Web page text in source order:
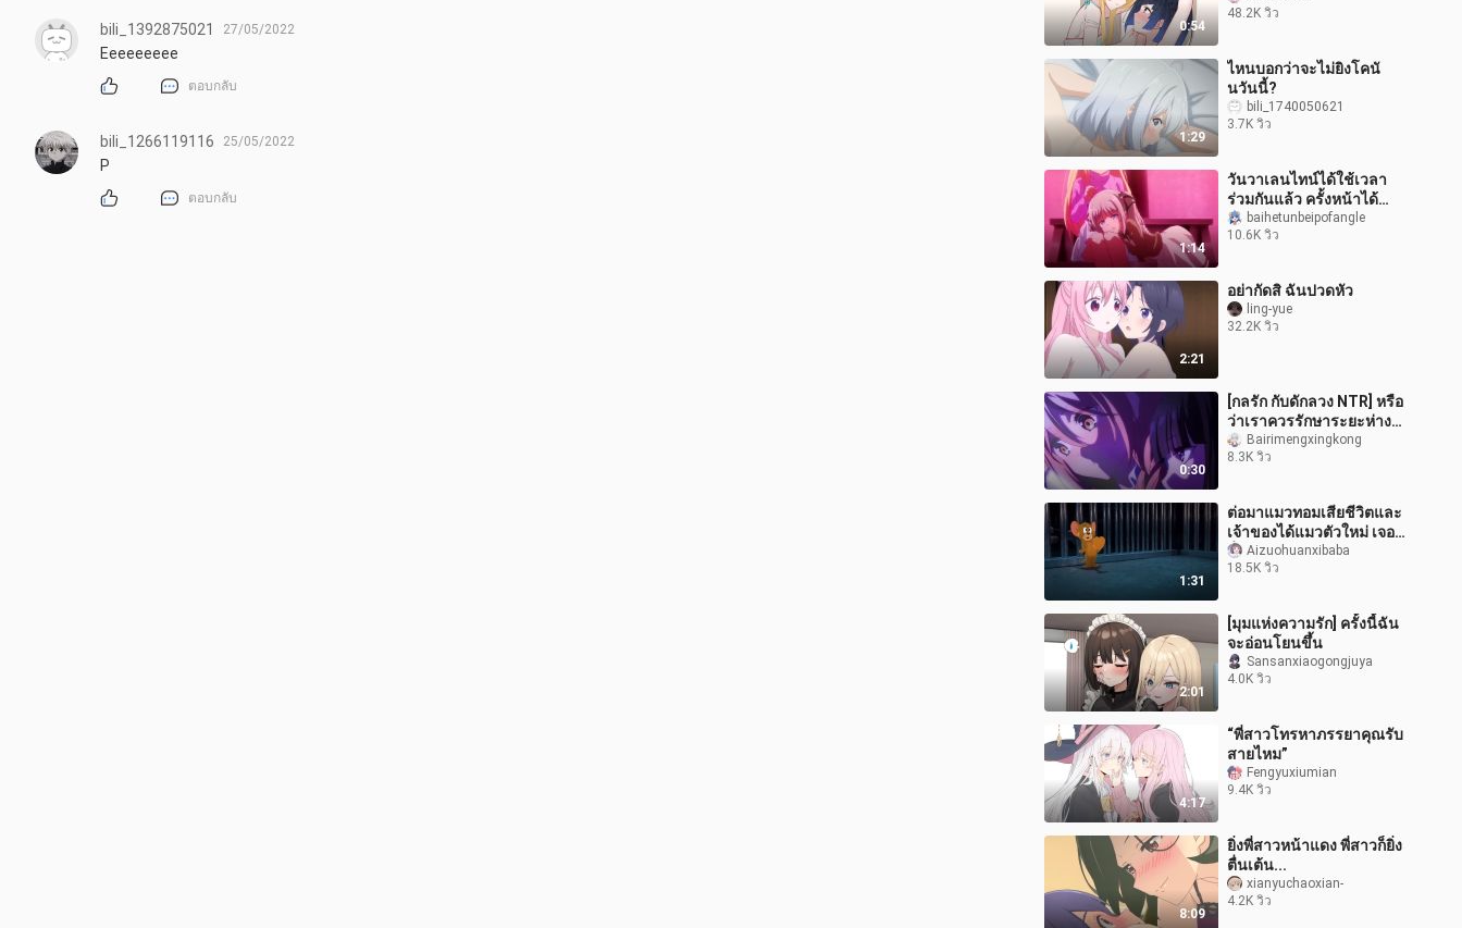
0:54
48.2K วิว
1:29
ไหนบอกว่าจะไม่ยิงโคนั
นวันนี้?
bili_1740050621
3.7K วิว
1:14
วันวาเลนไทน์ได้ใช้เวลา
ร่วมกันแล้ว ครั้งหน้าได้
เวลาพบพ่อแม่ของคุณแล้ว~
💕
baihetunbeipofangle
10.6K วิว
2:21
อย่ากัดสิ ฉันปวดหัว
ling-yue
32.2K วิว
0:30
[กลรัก กับดักลวง NTR] หรือ
ว่าเราควรรักษาระยะห่าง
กันจริงๆ
Bairimengxingkong
8.3K วิว
1:31
ต่อมาแมวทอมเสียชีวิตและ
เจ้าของได้แมวตัวใหม่ เจอร์
รี่ไม่เข้าใจ!
Aizuohuanxibaba
18.5K วิว
2:01
[มุมแห่งความรัก] ครั้งนี้ฉัน
จะอ่อนโยนขึ้น
Sansanxiaogongjuya
4.0K วิว
4:17
“พี่สาวโทรหาภรรยาคุณรับ
สายไหม”
Fengyuxiumian
9.4K วิว
8:09
ยิ่งพี่สาวหน้าแดง พี่สาวก็ยิ่ง
ตื่นเต้น...
xianyuchaoxian-
4.2K วิว
bili_1392875021 27/05/2022
Eeeeeeeee
ตอบกลับ
bili_1266119116 25/05/2022
P
ตอบกลับ